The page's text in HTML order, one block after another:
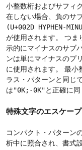
小整数桁およびサフィ
在しない場合、負のサ
(U+002D HYPHEN-
が使用されます。
つま
示的にマイナスのサブ
ンは単にマイナスのプ
に使用されます。
最小
ラス・パターンと同じで
は"0K;-0K"と正確に同
特殊文字のエスケープ
コンパクト・パターン
析中に照合され、書式